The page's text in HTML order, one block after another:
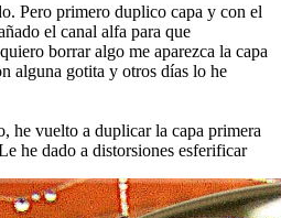
Pero primero duplico capa y con el
el canal alfa para que
borrar algo me aparezca la capa
alguna gotita y otros días lo he
he vuelto a duplicar la capa primera
he dado a distorsiones esferificar